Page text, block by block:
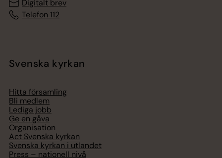
Digitalt brev
Telefon 112
Svenska kyrkan
Hitta församling
Bli medlem
Lediga jobb
Ge en gåva
Organisation
Act Svenska kyrkan
Svenska kyrkan i utlandet
Press – nationell nivå